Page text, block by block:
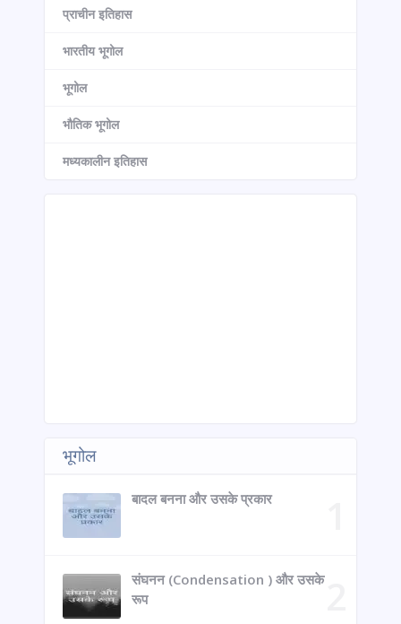
प्राचीन इतिहास
भारतीय भूगोल
भूगोल
भौतिक भूगोल
मध्यकालीन इतिहास
भूगोल
बादल बनना और उसके प्रकार
संघनन (Condensation ) और उसके
रूप